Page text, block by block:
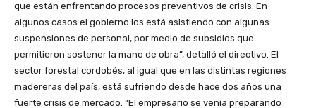
que están enfrentando procesos preventivos de crisis. En
algunos casos el gobierno los está asistiendo con algunas
suspensiones de personal, por medio de subsidios que
permitieron sostener la mano de obra”, detalló el directivo. El
sector forestal cordobés, al igual que en las distintas regiones
madereras del país, está sufriendo desde hace dos años una
fuerte crisis de mercado. “El empresario se venía preparando